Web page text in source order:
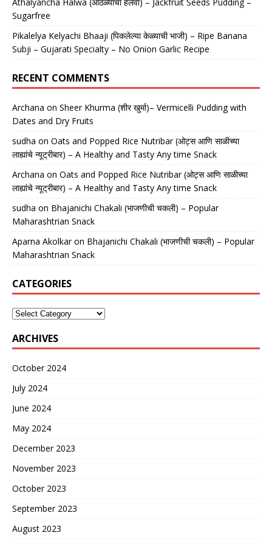
Sugarfree
Pikalelya Kelyachi Bhaaji (पिकलेल्या केळ्याची भाजी) – Ripe Banana
Subji – Gujarati Specialty – No Onion Garlic Recipe
RECENT COMMENTS
Archana on Sheer Khurma (शीर खुर्मा)– Vermicelli Pudding with
Dates and Dry Fruits
sudha on Oats and Popped Rice Nutribar (ओट्स आणि साळीच्या
लाह्यांचे न्यूट्रीबार) – A Healthy and Tasty Any time Snack
Archana on Oats and Popped Rice Nutribar (ओट्स आणि साळीच्या
लाह्यांचे न्यूट्रीबार) – A Healthy and Tasty Any time Snack
sudha on Bhajanichi Chakali (भाजणीची चकली) – Popular
Maharashtrian Snack
Aparna Akolkaron Bhajanichi Chakali (भाजणीची चकली) – Popular
Maharashtrian Snack
CATEGORIES
ARCHIVES
October 2024
July 2024
June 2024
May 2024
December 2023
November 2023
October 2023
September 2023
August 2023